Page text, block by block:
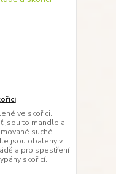
ve skořici.
jsou to mandle a
suché
jsou obaleny v
a pro spestření
skořicí.